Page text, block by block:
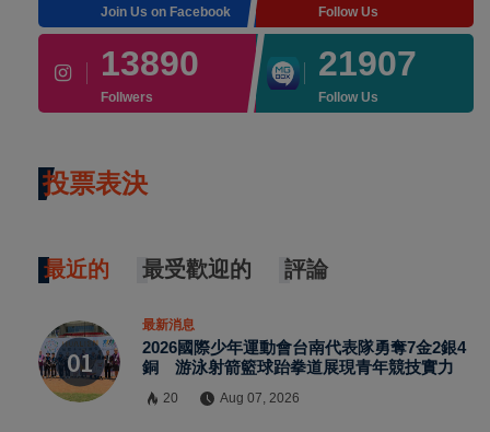
Join Us on Facebook Follow Us
13890
Follwers
21907
Follow Us
投票表決
最近的 最受歡迎的 評論
最新消息
2026國際少年運動會台南代表隊勇奪7金2銀4
銅 游泳射箭籃球跆拳道展現青年競技實力
20 Aug 07, 2026